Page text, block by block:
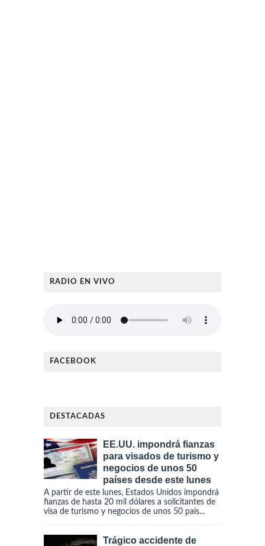
RADIO EN VIVO
FACEBOOK
DESTACADAS
EE.UU. impondrá fianzas
para visados de turismo y
negocios de unos 50
países desde este lunes
A partir de este lunes, Estados Unidos impondrá
fianzas de hasta 20 mil dólares a solicitantes de
visa de turismo y negocios de unos 50 país...
Trágico accidente de